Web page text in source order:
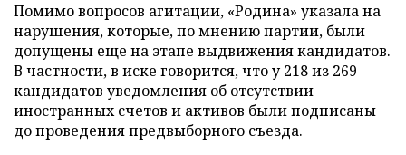
Помимо вопросов агитации, «Родина» указала на
нарушения, которые, по мнению партии, были
допущены еще на этапе выдвижения кандидатов.
В частности, в иске говорится, что у 218 из 269
кандидатов уведомления об отсутствии
иностранных счетов и активов были подписаны
до проведения предвыборного съезда.